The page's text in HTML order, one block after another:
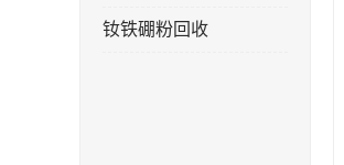
钕铁硼粉回收